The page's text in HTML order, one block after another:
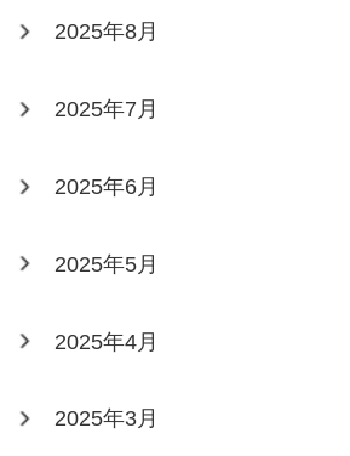
2025年8月
2025年7月
2025年6月
2025年5月
2025年4月
2025年3月